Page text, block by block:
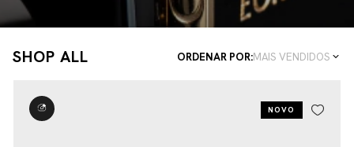
SHOP ALL ORDENAR POR:MAIS VENDIDOS
NOVO